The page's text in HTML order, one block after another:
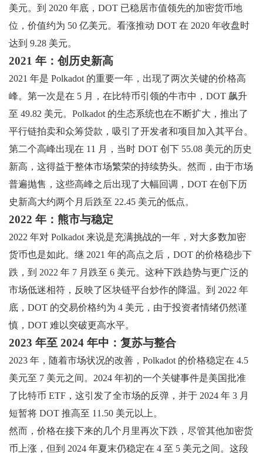
美元。到 2020 年底，DOT 已稳居市值领先的加密货币地
位，价值约为 50 亿美元。看涨推动 DOT 在 2020 年收盘时
达到 9.28 美元。
2021 年：创历史新高
2021 年是 Polkadot 的重要一年，出现了两次关键的价格高
峰。第一次是在 5 月，在比特币引领的牛市中，DOT 飙升
至 49.82 美元。Polkadot 的生态系统也在不断扩大，推出了
平行链拍卖和众筹贷款，吸引了开发者和项目加入其平台。
第二个高峰出现在 11 月，当时 DOT 创下 55.08 美元的历史
新高，这得益于整体市场繁荣的持续势头。然而，由于市场
普遍抛售，这些高峰之后出现了大幅回调，DOT 在创下历
史新高大约两个月后跌至 22.45 美元的低点。
2022 年：熊市与稳定
2022 年对 Polkadot 来说是充满挑战的一年，对大多数加密
货币也是如此。继 2021 年的高点之后，DOT 的价格稳步下
跌，到 2022 年 7 月跌至 6 美元。这种下跌趋势与更广泛的
市场低迷相符，反映了区块链平台炒作的降温。到 2022 年
底，DOT 的交易价格约为 4 美元，由于投资者情绪仍然谨
慎，DOT 难以突破更高水平。
2023 年至 2024 年中：复苏与整合
2023 年，随着市场状况的改善，Polkadot 的价格稳定在 4.5
美元至 7 美元之间。2024 年初的一个关键事件是美国批准
了比特币 ETF，这引发了全市场的反弹，并于 2024 年 3 月
短暂将 DOT 推高至 11.50 美元以上。
然而，价格在接下来的几个月里再次下跌，尽管其他加密货
币上涨，但到 2024 年夏末仍稳定在 4 至 5 美元之间。这段